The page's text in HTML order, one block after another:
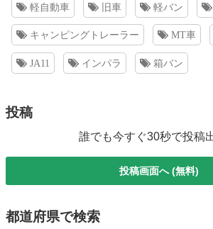
軽自動車 旧車 軽バン
キャンピングトレーラー MT車
JA11 インパラ 箱バン
投稿
誰でも今すぐ30秒で投稿
投稿画面へ (無料)
都道府県で検索